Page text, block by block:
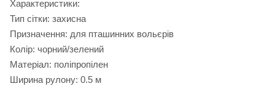
Характеристики:
Тип сітки: захисна
Призначення: для пташинних вольєрів
Колір: чорний/зелений
Матеріал: поліпропілен
Ширина рулону: 0.5 м